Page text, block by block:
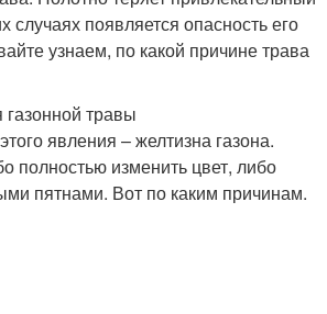
случаях появляется опасность его
узнаем, по какой причине трава
травы
явления – желтизна газона.
полностью изменить цвет, либо
пятнами. Вот по каким причинам.